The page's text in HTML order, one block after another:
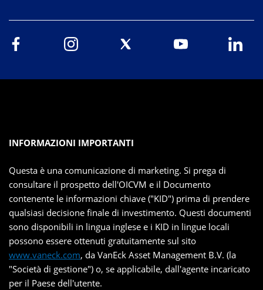
INFORMAZIONI IMPORTANTI
Questa è una comunicazione di marketing. Si prega di
consultare il prospetto dell'OICVM e il Documento
contenente le informazioni chiave ("KID") prima di prendere
qualsiasi decisione finale di investimento. Questi documenti
sono disponibili in lingua inglese e i KID in lingue locali
possono essere ottenuti gratuitamente sul sito
www.vaneck.com, da VanEck Asset Management B.V. (la
"Società di gestione") o, se applicabile, dall'agente incaricato
per il Paese dell'utente.